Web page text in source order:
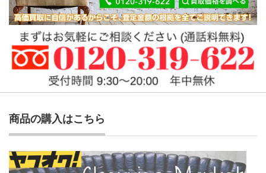
商品の購入はこちら